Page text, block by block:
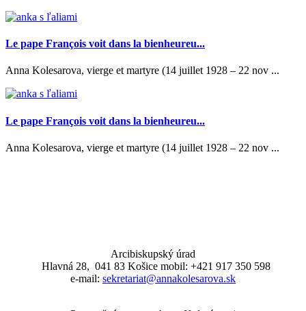
Le pape François voit dans la bienheureu...
Anna Kolesarova, vierge et martyre (14 juillet 1928 – 22 nov ...
Le pape François voit dans la bienheureu...
Anna Kolesarova, vierge et martyre (14 juillet 1928 – 22 nov ...
Arcibiskupský úrad
Hlavná 28, 041 83 Košice mobil: +421 917 350 598
e-mail: sekretariat@annakolesarova.sk